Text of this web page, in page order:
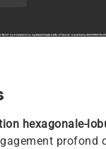
hexagonale-
profond